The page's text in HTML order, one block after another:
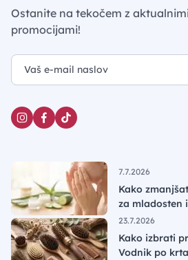
Ostanite na tekočem z
promocijami!
7.7.2026
Kako
za mladosten
23.7.2026
Kako izbrati
Vodnik po